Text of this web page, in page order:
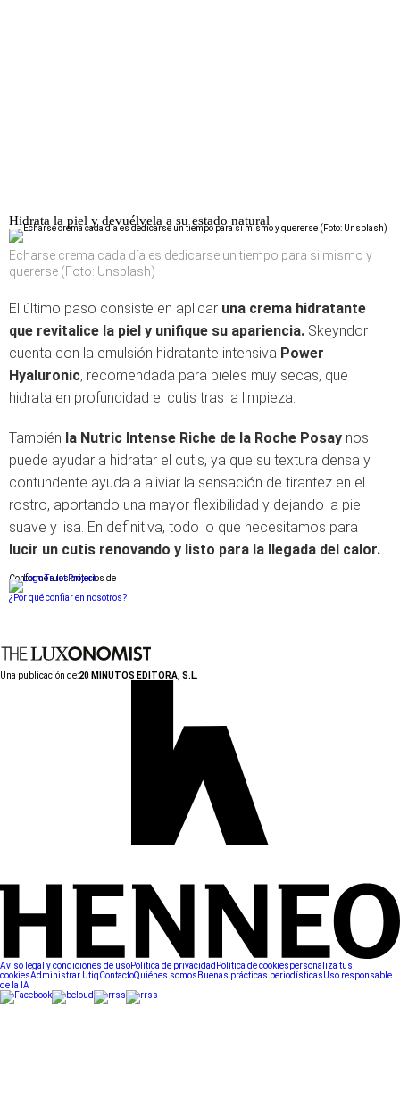
Hidrata la piel y devuélvela a su estado natural
Echarse crema cada día es dedicarse un tiempo para si mismo y
quererse (Foto: Unsplash)
El último paso consiste en aplicar una crema hidratante
que revitalice la piel y unifique su apariencia. Skeyndor
cuenta con la emulsión hidratante intensiva Power
Hyaluronic, recomendada para pieles muy secas, que
hidrata en profundidad el cutis tras la limpieza.
También la Nutric Intense Riche de la Roche Posay nos
puede ayudar a hidratar el cutis, ya que su textura densa y
contundente ayuda a aliviar la sensación de tirantez en el
rostro, aportando una mayor flexibilidad y dejando la piel
suave y lisa. En definitiva, todo lo que necesitamos para
lucir un cutis renovando y listo para la llegada del calor.
Conforme a los criterios de
¿Por qué confiar en nosotros?
Una publicación de:20 MINUTOS EDITORA, S.L.
Aviso legal y condiciones de usoPolítica de privacidad Política de cookiespersonaliza tus
cookiesAdministrar UtiqContactoQuiénes somos Buenas prácticas periodísticasUso responsable
de la IA